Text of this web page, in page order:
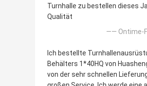
Turnhalle zu bestellen dieses
Qualität
—— Ontime-
Ich bestellte
Behälters 1*40HQ von
von der sehr schnellen